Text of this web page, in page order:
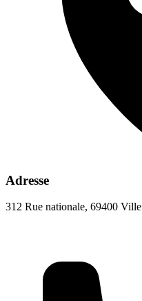
Adresse
312 Rue nationale, 69400